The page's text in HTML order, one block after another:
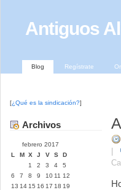
Antiguos
Blog Regístrate
[¿Qué es la sindicación?]
Archivos
febrero 2017
L
M X J V S D
1 2 3 4
5
6
7 8 9 10 11 12
13 14 15 16 17 18 19